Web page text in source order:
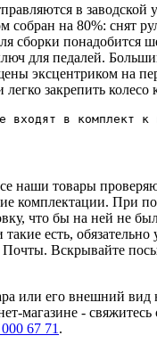
в заводской
собран на 80%: снят
сборки понадобится
для педалей.
эксцентриком на
легко закрепить колесо
наши товары
комплектации. При
что бы на ней не
есть,
Вскрывайте
или его внешний вид
магазине -
67 71 .